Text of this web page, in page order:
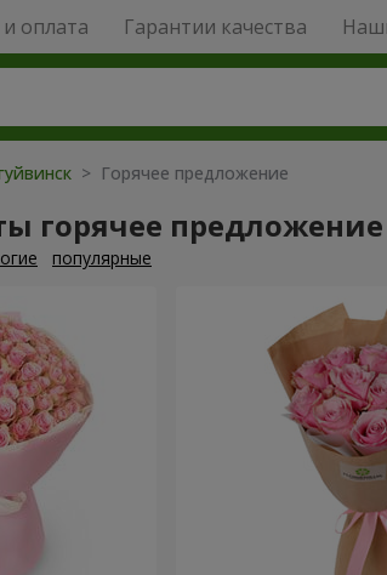
оплата Гарантии качества
> Горячее предложение
горячее предложение
популярные